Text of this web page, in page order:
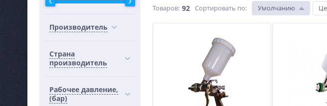
Производитель
Страна
производитель
Рабочее давление,
(бар)
Товаров: 92 Сортировать по: Умолчанию